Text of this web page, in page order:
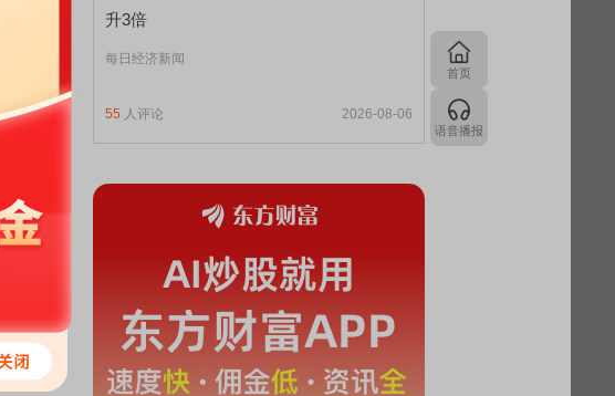
年第
。
绝大
但也
单交
升3倍
每日经济新闻
55 人评论 2026-08-06
首页
语音播报